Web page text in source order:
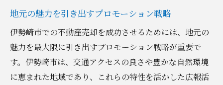
地元の魅力を引き出すプロモーション戦略
伊勢崎市での不動産売却を成功させるためには、地元の
魅力を最大限に引き出すプロモーション戦略が重要で
す。伊勢崎市は、交通アクセスの良さや豊かな自然環境
に恵まれた地域であり、これらの特性を活かした広報活